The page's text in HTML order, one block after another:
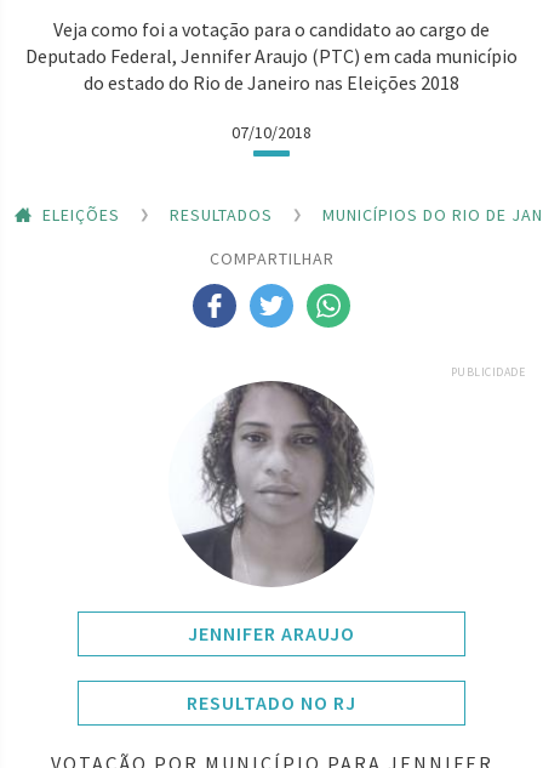
Veja como foi a votação para o candidato ao cargo de
Deputado Federal, Jennifer Araujo (PTC) em cada município
do estado do Rio de Janeiro nas Eleições 2018
07/10/2018
ELEIÇÕES RESULTADOS
MUNICÍPIOS DO RIO DE
COMPARTILHAR
PUBLICIDADE
JENNIFER ARAUJO
RESULTADO NO RJ
VOTAÇÃO POR MUNICÍPIO PARA JENNIFER